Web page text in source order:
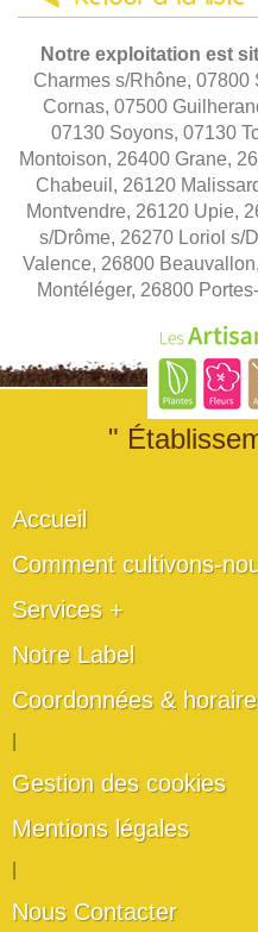
Notre exploitation est
Charmes s/Rhône,
Cornas, 07500
07130 Soyons, 07130
Montoison, 26400 Grane,
Chabeuil, 26120
Montvendre, 26120 Upie,
s/Drôme, 26270 Loriol s/
Valence, 26800
Montéléger, 26800
"
Accueil
Comment cultivons-
Services +
Notre Label
Coordonnées &
Gestion des cookies
Mentions légales
Nous Contacter